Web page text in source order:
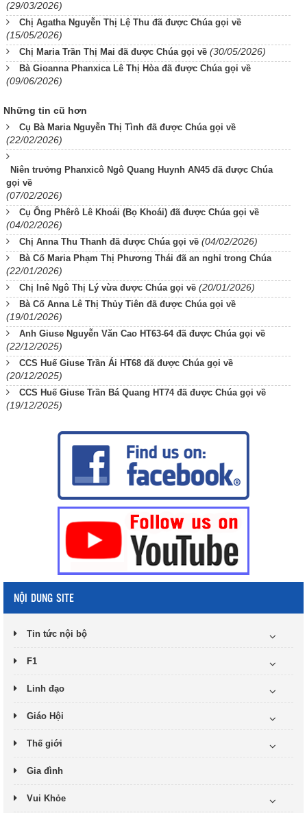
(29/03/2026)
Chị Agatha Nguyễn Thị Lệ Thu đã được Chúa gọi về
(15/05/2026)
Chị Maria Trần Thị Mai đã được Chúa gọi về (30/05/2026)
Bà Gioanna Phanxica Lê Thị Hòa đã được Chúa gọi về
(09/06/2026)
Những tin cũ hơn
Cụ Bà Maria Nguyễn Thị Tình đã được Chúa gọi về
(22/02/2026)
Niên trưởng Phanxicô Ngô Quang Huynh AN45 đã được Chúa
gọi về
(07/02/2026)
Cụ Ông Phêrô Lê Khoái (Bọ Khoái) đã được Chúa gọi về
(04/02/2026)
Chị Anna Thu Thanh đã được Chúa gọi về (04/02/2026)
Bà Cố Maria Phạm Thị Phương Thái đã an nghỉ trong Chúa
(22/01/2026)
Chị Inê Ngô Thị Lý vừa được Chúa gọi về (20/01/2026)
Bà Cố Anna Lê Thị Thủy Tiên đã được Chúa gọi về
(19/01/2026)
Anh Giuse Nguyễn Văn Cao HT63-64 đã được Chúa gọi về
(22/12/2025)
CCS Huế Giuse Trần Ái HT68 đã được Chúa gọi về
(20/12/2025)
CCS Huế Giuse Trần Bá Quang HT74 đã được Chúa gọi về
(19/12/2025)
NỘI DUNG SITE
Tin tức nội bộ
F1
Linh đạo
Giáo Hội
Thế giới
Gia đình
Vui Khỏe